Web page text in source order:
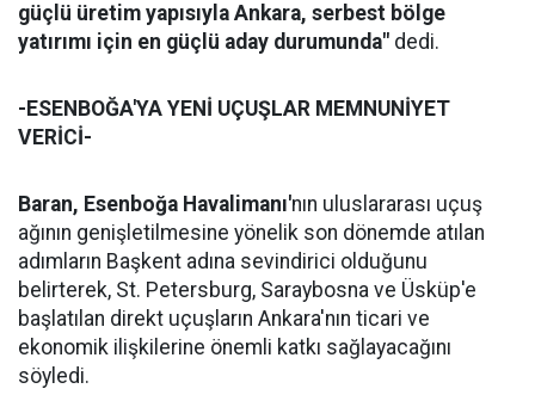
güçlü üretim yapısıyla Ankara, serbest bölge
yatırımı için en güçlü aday durumunda" dedi.
-ESENBOĞA'YA YENİ UÇUŞLAR MEMNUNİYET
VERİCİ-
Baran, Esenboğa Havalimanı'nın uluslararası uçuş
ağının genişletilmesine yönelik son dönemde atılan
adımların Başkent adına sevindirici olduğunu
belirterek, St. Petersburg, Saraybosna ve Üsküp'e
başlatılan direkt uçuşların Ankara'nın ticari ve
ekonomik ilişkilerine önemli katkı sağlayacağını
söyledi.